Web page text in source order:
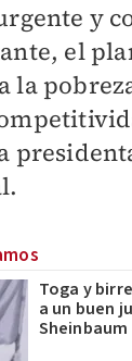
y
el
la
Toga y
a un buen
Sheinbaum